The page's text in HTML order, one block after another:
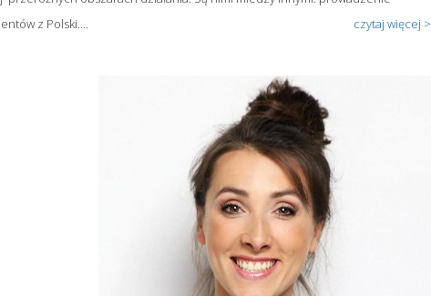
z Polski....
czytaj więcej >